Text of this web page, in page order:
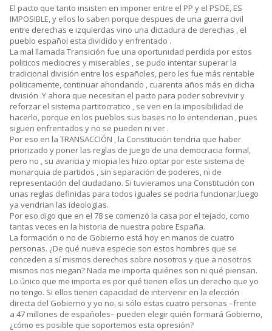
El pacto que tanto insisten en imponer entre el PP y el PSOE, ES
IMPOSIBLE, y ellos lo saben porque despues de una guerra civil
entre derechas e izquierdas vino una dictadura de derechas , el
pueblo español esta dividido y enfrentado .
La mal llamada Transición fue una oportunidad perdida por estos
politicos mediocres y miserables , se pudo intentar superar la
tradicional división entre los españoles, pero les fue más rentable
politicamente, continuar ahondando , cuarenta años más en dicha
división .Y ahora que necesitan el pacto para poder sobrevivir y
reforzar el sistema partitocratico , se ven en la imposibilidad de
hacerlo, porque en los pueblos sus bases no lo entenderian , pues
siguen enfrentados y no se pueden ni ver .
Por eso en la TRANSACCIÓN , la Constitución tendria que haber
priorizado y poner las reglas de juego de una democracia formal,
pero no , su avaricia y miopia les hizo optar por este sistema de
monarquia de partidos , sin separación de poderes, ni de
representación del ciudadano. Si tuvieramos una Constitución con
unas reglas definidas para todos iguales se podria funcionar,luego
ya vendrian las ideologias.
Por eso digo que en el 78 se comenzó la casa por el tejado, como
tantas veces en la historia de nuestra pobre España.
La formación o no de Gobierno está hoy en manos de cuatro
personas. ¿De qué nueva especie son estos hombres que se
conceden a sí mismos derechos sobre nosotros y que a nosotros
mismos nos niegan? Nada me importa quiénes son ni qué piensan.
Lo único que me importa es por qué tienen ellos un derecho que yo
no tengo. Si ellos tienen capacidad de intervenir en la elección
directa del Gobierno y yo no, si sólo estas cuatro personas –frente
a 47 millones de españoles– pueden elegir quién formará Gobierno,
¿cómo es posible que soportemos esta opresión?